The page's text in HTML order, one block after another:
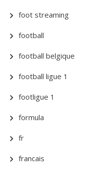
foot streaming
football
football belgique
football ligue 1
footligue 1
formula
fr
francais